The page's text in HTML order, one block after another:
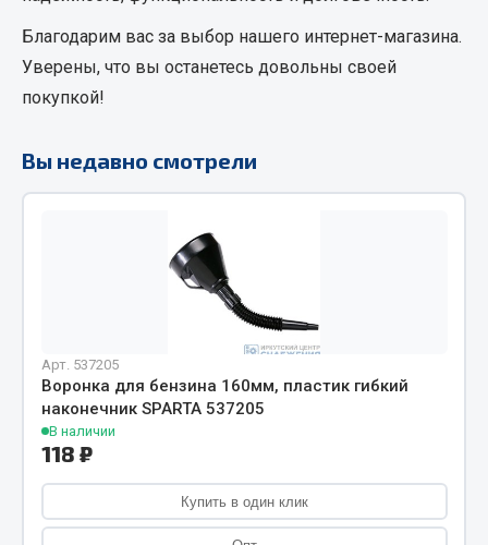
Угольники
Фитинги
Штуцеры
Весь раздел
Автомобильный инструмент
Измерительный инструмент
Режущий инструмент
Силовое оборудование
Слесарный инструмент
Столярный инструмент
Показать ещё
Благодарим вас за выбор нашего интернет-магазина.
Уверены, что вы останетесь довольны своей
покупкой!
Вы недавно смотрели
Арт. 537205
Воронка для бензина 160мм, пластик гибкий
наконечник SPARTA 537205
В наличии
118 ₽
Купить в один клик